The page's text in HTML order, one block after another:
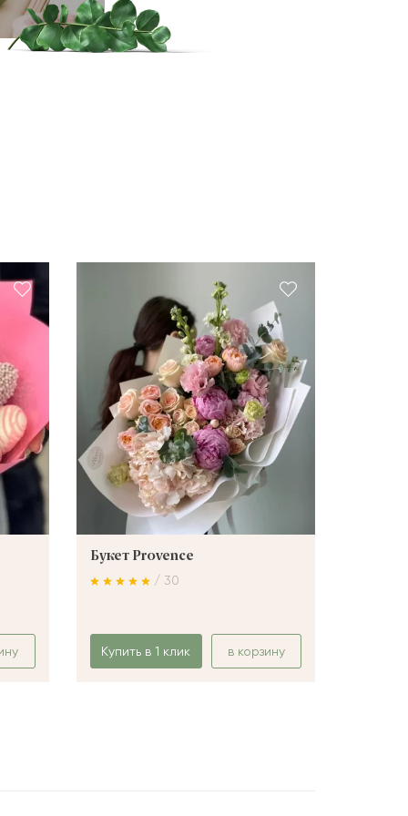
Букет Provence
/ 30
Купить в 1 клик в корзину